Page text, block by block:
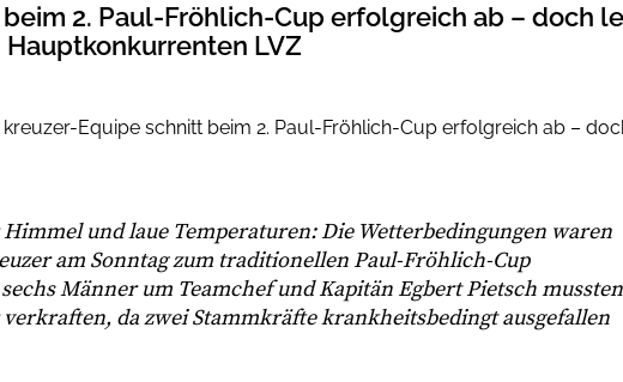
2. Paul-Fröhlich-Cup erfolgreich ab – doch
LVZ
und laue Temperaturen: Die Wetterbedingungen waren
am Sonntag zum traditionellen Paul-Fröhlich-Cup
Männer um Teamchef und Kapitän Egbert Pietsch mussten
da zwei Stammkräfte krankheitsbedingt ausgefallen